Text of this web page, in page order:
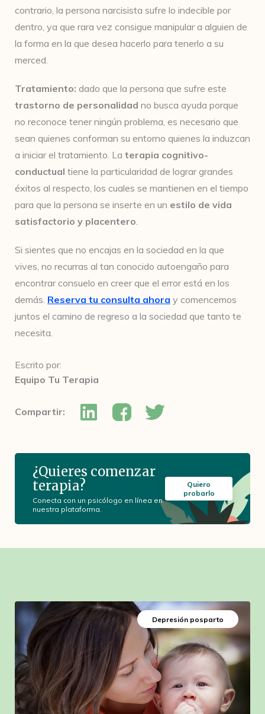
contrario, la persona narcisista sufre lo indecible por
dentro, ya que rara vez consigue manipular a alguien de
la forma en la que desea hacerlo para tenerlo a su
merced.
Tratamiento: dado que la persona que sufre este
trastorno de personalidad no busca ayuda porque
no reconoce tener ningún problema, es necesario que
sean quienes conforman su entorno quienes la induzcan
a iniciar el tratamiento. La terapia cognitivo-
conductual tiene la particularidad de lograr grandes
éxitos al respecto, los cuales se mantienen en el tiempo
para que la persona se inserte en un estilo de vida
satisfactorio y placentero.
Si sientes que no encajas en la sociedad en la que
vives, no recurras al tan conocido autoengaño para
encontrar consuelo en creer que el error está en los
demás. Reserva tu consulta ahora y comencemos
juntos el camino de regreso a la sociedad que tanto te
necesita.
Escrito por:
Equipo Tu Terapia
Compartir:
¿Quieres comenzar
terapia?
Conecta con un psicólogo en línea en
nuestra plataforma.
Quiero
probarlo
Depresión posparto